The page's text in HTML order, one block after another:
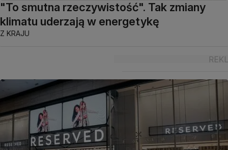
"To smutna rzeczywistość". Tak zmiany
klimatu uderzają w energetykę
Z KRAJU